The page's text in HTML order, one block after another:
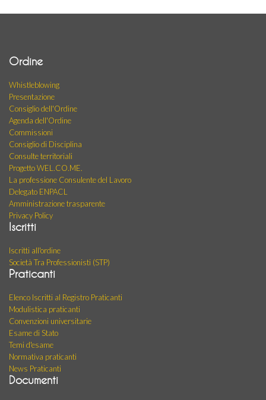
Ordine
Whistleblowing
Presentazione
Consiglio dell'Ordine
Agenda dell'Ordine
Commissioni
Consiglio di Disciplina
Consulte territoriali
Progetto WEL.CO.ME.
La professione Consulente del Lavoro
Delegato ENPACL
Amministrazione trasparente
Privacy Policy
Iscritti
Iscritti all'ordine
Società Tra Professionisti (STP)
Praticanti
Elenco Iscritti al Registro Praticanti
Modulistica praticanti
Convenzioni universitarie
Esame di Stato
Temi d'esame
Normativa praticanti
News Praticanti
Documenti